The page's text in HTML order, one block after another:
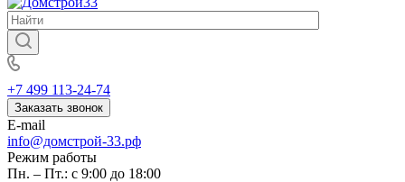
+7 499 113-24-74
Заказать звонок
E-mail
info@домстрой-33.рф
Режим работы
Пн. – Пт.: с 9:00 до 18:00